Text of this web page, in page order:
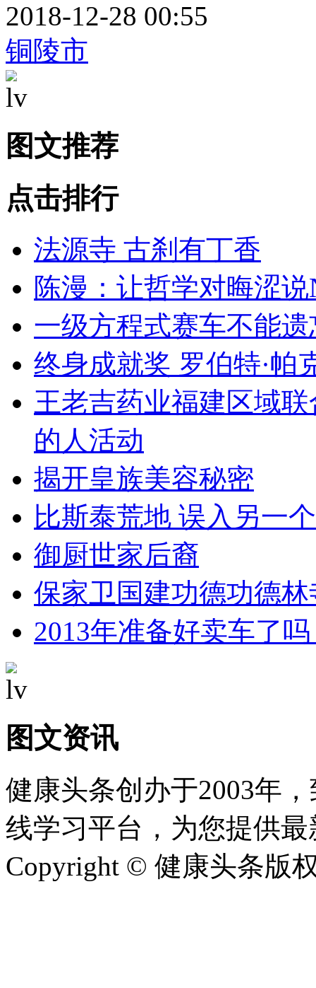
2018-12-28 00:55
铜陵市
图文推荐
点击排行
法源寺 古刹有丁香
陈漫：让哲学对晦涩说
一级方程式赛车不能
终身成就奖 罗伯特·帕
王老吉药业福建区域
的人活动
揭开皇族美容秘密
比斯泰荒地 误入另一
御厨世家后裔
保家卫国建功德功德林
2013年准备好卖车了
图文资讯
健康头条创办于2003年
线学习平台，为您提供
Copyright © 健康头条版